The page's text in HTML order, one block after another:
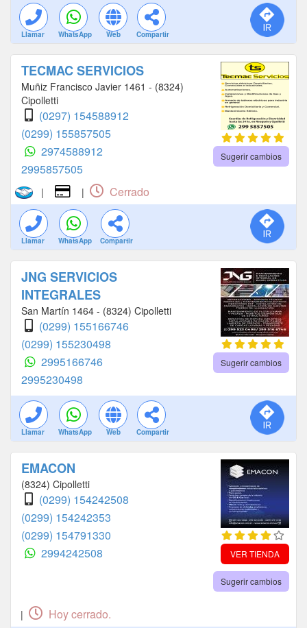
Llamar WhatsApp Web Compartir
TECMAC SERVICIOS
Muñiz Francisco Javier 1461 - (8324)
Cipolletti
(0297) 154588912
(0299) 155857505
2974588912
2995857505
Sugerir cambios
| | Cerrado
Llamar WhatsApp Compartir
JNG SERVICIOS
INTEGRALES
San Martín 1464 - (8324) Cipolletti
(0299) 155166746
(0299) 155230498
2995166746
2995230498
Sugerir cambios
Llamar WhatsApp Web Compartir
EMACON
(8324) Cipolletti
(0299) 154242508
(0299) 154242353
(0299) 154791330
2994242508
VER TIENDA
Sugerir cambios
| Hoy cerrado.